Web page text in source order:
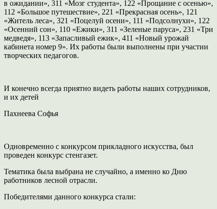
в ожидании», 311 «Мозг студента», 122 «Прощание с осенью»,
112 «Большое путешествие», 221 «Прекрасная осень», 121
«Житель леса», 321 «Поцелуй осени», 111 «Подсолнухи», 122
«Осенний сон», 110 «Ежики», 311 «Зеленые паруса», 231 «Три
медведя», 113 «Запасливый ежик», 411 «Новый урожай
кабинета номер 9». Их работы были выполнены при участии
творческих педагогов.
И конечно всегда приятно видеть работы наших сотрудников,
и их детей
Пахнеева Софья
Одновременно с конкурсом прикладного искусства, был
проведен конкурс стенгазет.
Тематика была выбрана не случайно, а именно ко Дню
работников лесной отрасли.
Победителями данного конкурса стали: